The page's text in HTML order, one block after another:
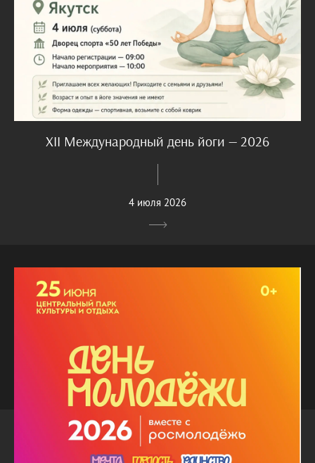
XII Международный день йоги — 2026
4 июля 2026